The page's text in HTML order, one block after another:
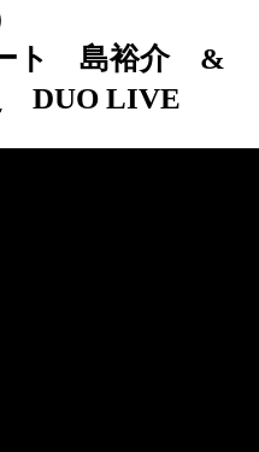
ート 島裕介 &
DUO LIVE